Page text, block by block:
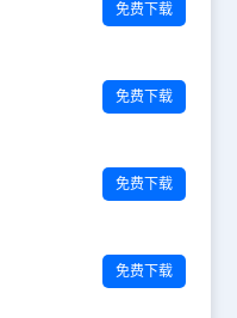
免费下载
免费下载
免费下载
免费下载